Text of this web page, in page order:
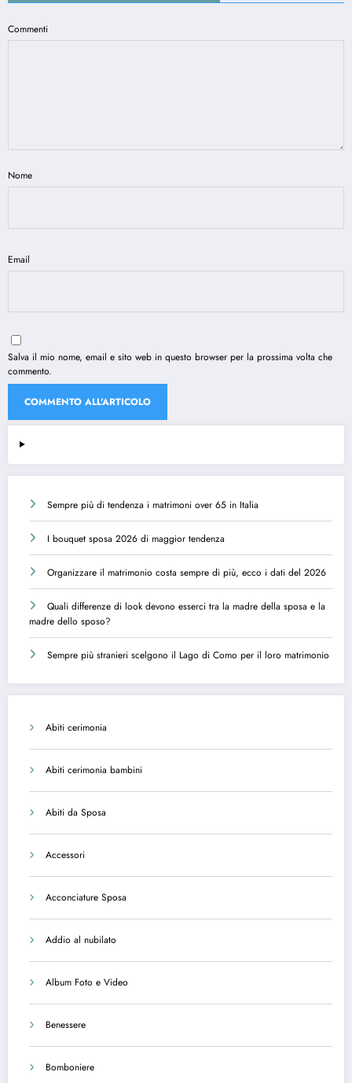
Commenti
Nome
Email
Salva il mio nome, email e sito web in questo browser per la prossima volta che
commento.
Sempre più di tendenza i matrimoni over 65 in Italia
I bouquet sposa 2026 di maggior tendenza
Organizzare il matrimonio costa sempre di più, ecco i dati del 2026
Quali differenze di look devono esserci tra la madre della sposa e la
madre dello sposo?
Sempre più stranieri scelgono il Lago di Como per il loro matrimonio
Abiti cerimonia
Abiti cerimonia bambini
Abiti da Sposa
Accessori
Acconciature Sposa
Addio al nubilato
Album Foto e Video
Benessere
Bomboniere